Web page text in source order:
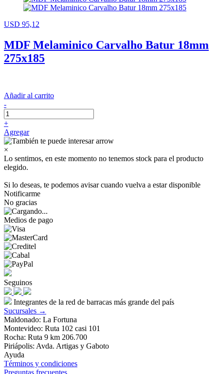
USD 95,12
MDF Melaminico Carvalho Batur 18mm
275x185
Añadir al carrito
-
+
Agregar
×
Lo sentimos, en este momento no tenemos stock para el producto
elegido.
Si lo deseas, te podemos avisar cuando vuelva a estar disponible
Notificarme
No gracias
Medios de pago
Seguinos
Integrantes de la red de barracas más grande del país
Sucursales →
Maldonado: La Fortuna
Montevideo: Ruta 102 casi 101
Rocha: Ruta 9 km 206.700
Piriápolis: Avda. Artigas y Gaboto
Ayuda
Términos y condiciones
Preguntas frecuentes